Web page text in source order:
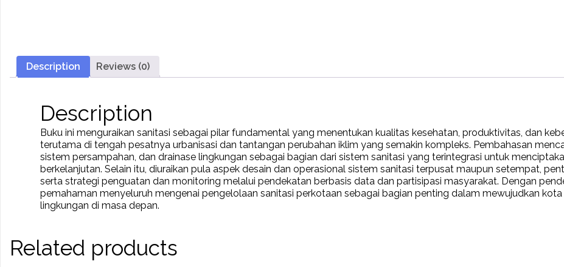
Description Reviews (0)
Description
Buku ini menguraikan sanitasi sebagai pilar fundamental yang menentukan kualitas kesehatan, produktivitas, dan
terutama di tengah pesatnya urbanisasi dan tantangan perubahan iklim yang semakin kompleks. Pembahasan
sistem persampahan, dan drainase lingkungan sebagai bagian dari sistem sanitasi yang terintegrasi untuk
berkelanjutan. Selain itu, diuraikan pula aspek desain dan operasional sistem sanitasi terpusat maupun setempat,
serta strategi penguatan dan monitoring melalui pendekatan berbasis data dan partisipasi masyarakat. Dengan
pemahaman menyeluruh mengenai pengelolaan sanitasi perkotaan sebagai bagian penting dalam mewujudkan
lingkungan di masa depan.
Related products